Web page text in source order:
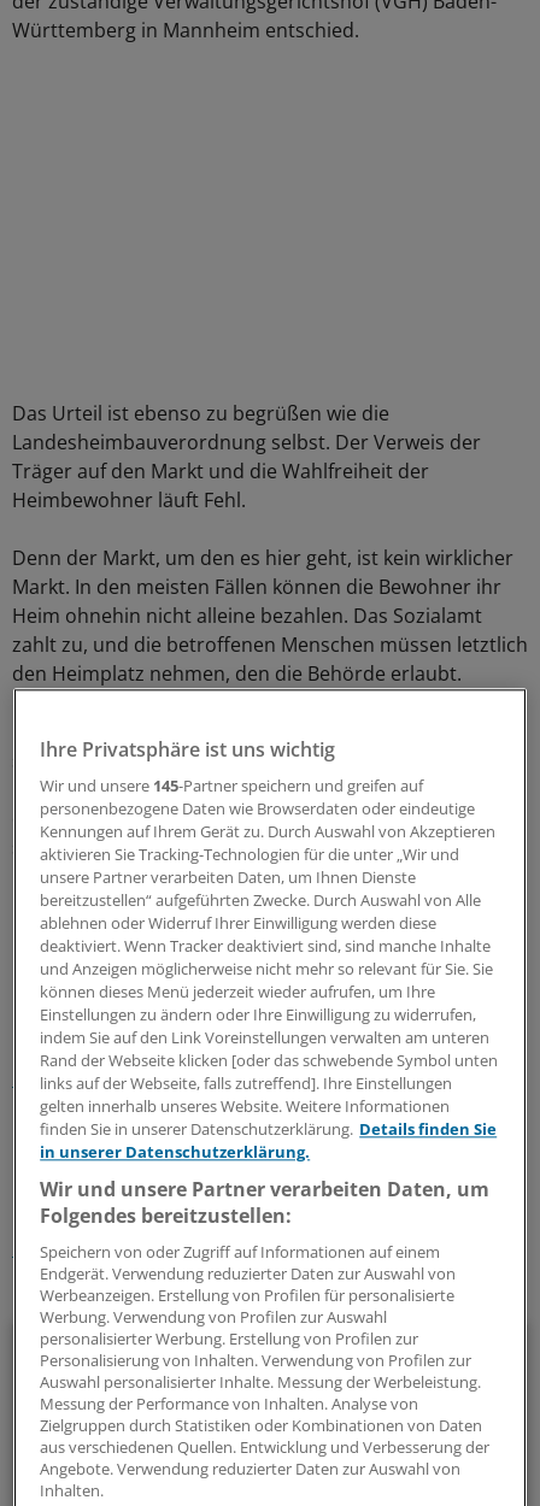
Württemberg in Mannheim entschied.
Das Urteil ist ebenso zu begrüßen wie die
Landesheimbauverordnung selbst. Der Verweis der
Träger auf den Markt und die Wahlfreiheit der
Heimbewohner läuft Fehl.
Denn der Markt, um den es hier geht, ist kein wirklicher
Markt. In den meisten Fällen können die Bewohner ihr
Heim ohnehin nicht alleine bezahlen. Das Sozialamt
zahlt zu, und die betroffenen Menschen müssen letztlich
den Heimplatz nehmen, den die Behörde erlaubt.
selbst seine Regeln. Das entspricht der auch von dem
Mannheimer Urteil getragenen richtigen Vorstellung,
dass ein würdiges Leben im Alter nicht nur Privatsache,
sondern auch eine gesellschaftliche Aufgabe ist - nicht
nur in Baden-Württemberg.
Die Kommunen allerdings werden solche Vorgaben auf
Dauer viel Geld kosten. Sie haben recht, wenn sie dafür
beim Land die Hand aufhalten.
Lesen Sie dazu auch: Länder dürfen Ansprüche an
Pflegeheime hochschrauben
0
Schlagworte:
Pflege Recht
Ihr Newsletter zum Thema
Politik & Debatte
Mit diesem Newsletter blicken Sie hinter das tägliche
Geschehen in der Gesundheitspolitik. Mit Analysen,
Hintergründen und einem Blick auf Themen, die die Agenda
Ihre Privatsphäre ist uns wichtig
Wir und unsere 145-Partner speichern und greifen auf
personenbezogene Daten wie Browserdaten oder eindeutige
Kennungen auf Ihrem Gerät zu. Durch Auswahl von Akzeptieren
aktivieren Sie Tracking-Technologien für die unter „Wir und
unsere Partner verarbeiten Daten, um Ihnen Dienste
bereitzustellen“ aufgeführten Zwecke. Durch Auswahl von Alle
ablehnen oder Widerruf Ihrer Einwilligung werden diese
deaktiviert. Wenn Tracker deaktiviert sind, sind manche Inhalte
und Anzeigen möglicherweise nicht mehr so relevant für Sie. Sie
können dieses Menü jederzeit wieder aufrufen, um Ihre
Einstellungen zu ändern oder Ihre Einwilligung zu widerrufen,
indem Sie auf den Link Voreinstellungen verwalten am unteren
Rand der Webseite klicken [oder das schwebende Symbol unten
links auf der Webseite, falls zutreffend]. Ihre Einstellungen
gelten innerhalb unseres Website. Weitere Informationen
finden Sie in unserer Datenschutzerklärung. Details finden Sie
in unserer Datenschutzerklärung.
Wir und unsere Partner verarbeiten Daten, um
Folgendes bereitzustellen:
Speichern von oder Zugriff auf Informationen auf einem
Endgerät. Verwendung reduzierter Daten zur Auswahl von
Werbeanzeigen. Erstellung von Profilen für personalisierte
Werbung. Verwendung von Profilen zur Auswahl
personalisierter Werbung. Erstellung von Profilen zur
Personalisierung von Inhalten. Verwendung von Profilen zur
Auswahl personalisierter Inhalte. Messung der Werbeleistung.
Messung der Performance von Inhalten. Analyse von
Zielgruppen durch Statistiken oder Kombinationen von Daten
aus verschiedenen Quellen. Entwicklung und Verbesserung der
Angebote. Verwendung reduzierter Daten zur Auswahl von
Inhalten.